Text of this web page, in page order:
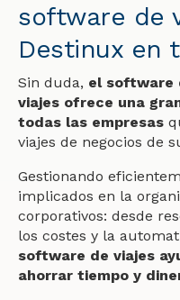
software de
Destinux en
Sin duda, el software
viajes ofrece una
todas las empresas
viajes de negocios de
Gestionando
implicados en la
corporativos: desde
los costes y la
software de viajes
ahorrar tiempo y